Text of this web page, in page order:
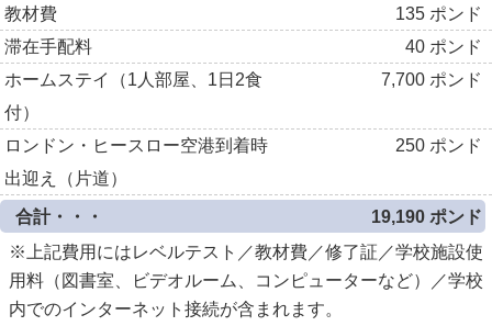
教材費
135 ポンド
滞在手配料
40 ポンド
ホームステイ（1人部屋、1日2食
付）
7,700 ポンド
ロンドン・ヒースロー空港到着時
出迎え（片道）
250 ポンド
合計・・・ 19,190 ポンド
※上記費用にはレベルテスト／教材費／修了証／学校施設使
用料（図書室、ビデオルーム、コンピューターなど）／学校
内でのインターネット接続が含まれます。